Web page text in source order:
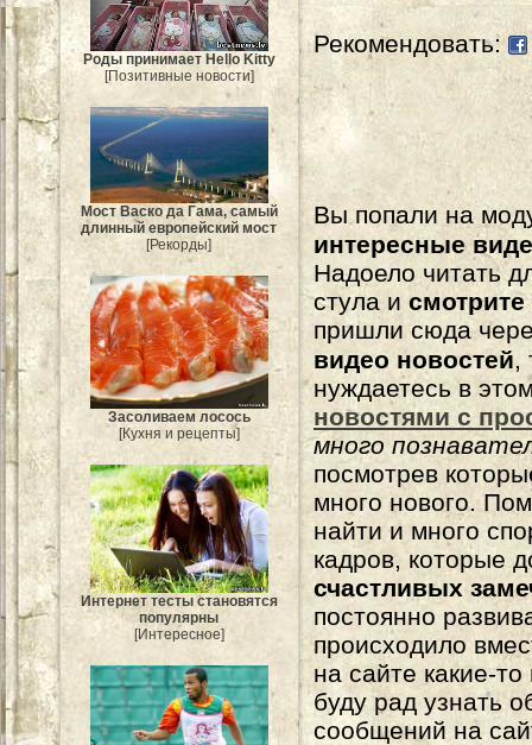
Роды принимает Hello Kitty
[Позитивные новости]
Мост Васко да Гама, самый
длинный европейский мост
[Рекорды]
Засоливаем лосось
[Кухня и рецепты]
Интернет тесты становятся
популярны
[Интересное]
Рекомендовать:
Вы попали на
интересные
Надоело читать
стула и
пришли сюда
видео новостей,
нуждаетесь в
новостями с
много
посмотрев
много нового.
найти и много
кадров, которые
счастливых
постоянно
происходило
на сайте какие-
буду рад узнать
сообщений на